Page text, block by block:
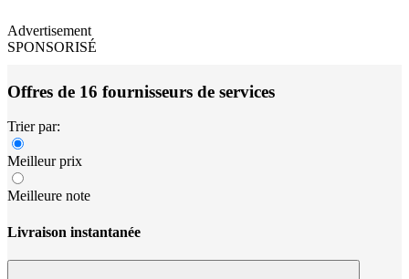
Advertisement
SPONSORISÉ
Offres de 16 fournisseurs de services
Trier par:
Meilleur prix
Meilleure note
Livraison instantanée